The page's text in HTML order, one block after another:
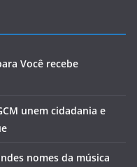
Você recebe
unem cidadania e
nomes da música